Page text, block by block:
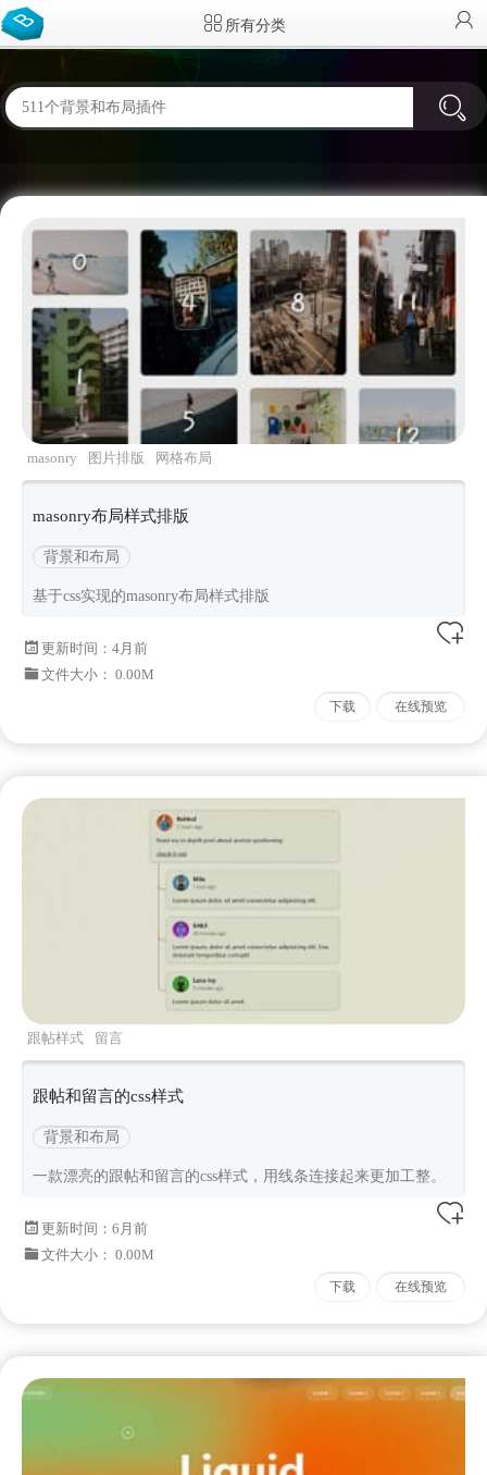
所有分类
masonry 图片排版 网格布局
masonry布局样式排版
背景和布局
基于css实现的masonry布局样式排版
更新时间： 4月前
文件大小： 0.00M
下载 在线预览
跟帖样式 留言
跟帖和留言的css样式
背景和布局
一款漂亮的跟帖和留言的css样式，用线条连接起来更加工整。
更新时间： 6月前
文件大小： 0.00M
下载 在线预览